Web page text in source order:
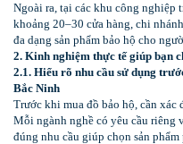
Ngoài ra, tại các khu công nghiệp
khoảng 20–30 cửa hàng, chi
đa dạng sản phẩm bảo hộ cho
2. Kinh nghiệm thực tế giúp bạn
2.1. Hiểu rõ nhu cầu sử dụng
Bắc Ninh
Trước khi mua đồ bảo hộ, cần
Mỗi ngành nghề có yêu cầu riêng
đúng nhu cầu giúp chọn sản